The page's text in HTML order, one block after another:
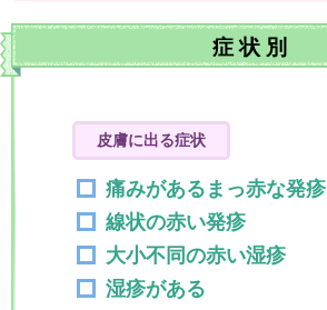
症 状 別
皮膚に出る症状
痛みがあるまっ赤な発疹
線状の赤い発疹
大小不同の赤い湿疹
湿疹がある